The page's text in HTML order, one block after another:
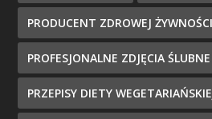
PRODUCENT ZDROWEJ ŻYWNOŚCI
PROFESJONALNE ZDJĘCIA
PRZEPISY DIETY